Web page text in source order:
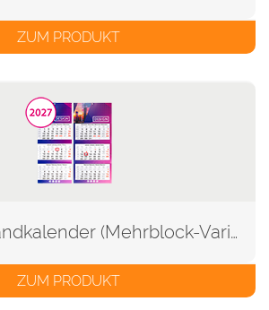
ZUM PRODUKT
3-Monatswandkalender (Mehrblock-Variante)
ZUM PRODUKT